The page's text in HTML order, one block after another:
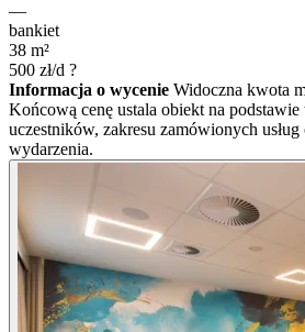
—
bankiet
38 m²
500 zł/d ?
Informacja o wycenie Widoczna kwota
Końcową cenę ustala obiekt na
uczestników, zakresu zamówionych
wydarzenia.